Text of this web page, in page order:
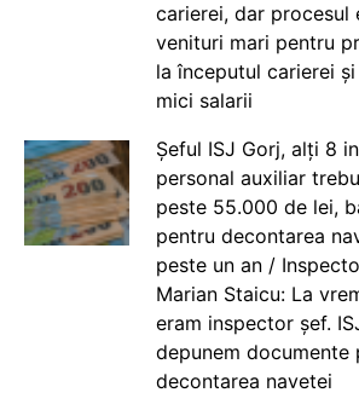
carierei, dar procesul
venituri mari pentru
la începutul carierei
mici salarii
Șeful ISJ Gorj, alți 8
personal auxiliar
peste 55.000 de lei,
pentru decontarea
peste un an /
Marian Staicu: La
eram inspector șef.
depunem documente
decontarea navetei